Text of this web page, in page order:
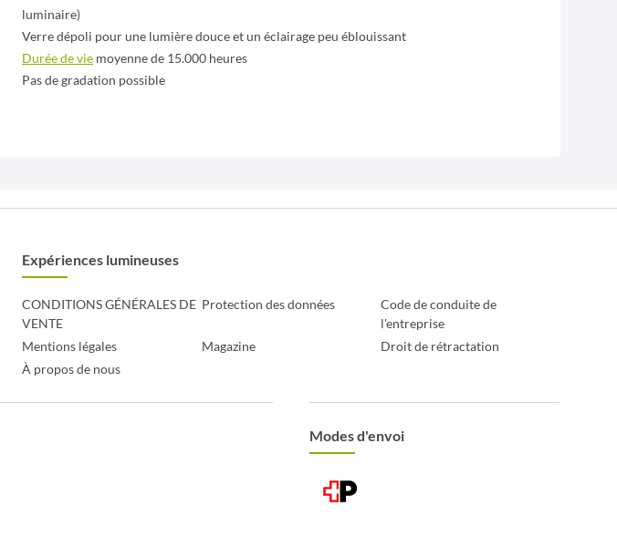
luminaire)
Verre dépoli pour une lumière douce et un éclairage peu éblouissant
Durée de vie moyenne de 15.000 heures
Pas de gradation possible
Expériences lumineuses
CONDITIONS GÉNÉRALES DE
VENTE
Protection des données
Code de conduite de
l'entreprise
Mentions légales
Magazine
Droit de rétractation
À propos de nous
Modes d'envoi